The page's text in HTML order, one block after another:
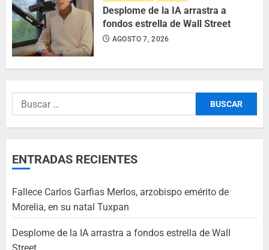
Desplome de la IA arrastra a
fondos estrella de Wall Street
AGOSTO 7, 2026
ENTRADAS RECIENTES
Fallece Carlos Garfias Merlos, arzobispo emérito de
Morelia, en su natal Tuxpan
Desplome de la IA arrastra a fondos estrella de Wall